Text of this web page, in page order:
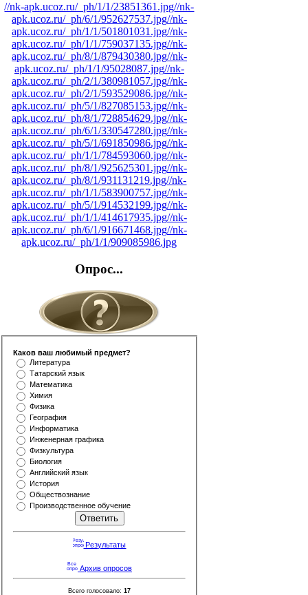
//nk-apk.ucoz.ru/_ph/1/1/23851361.jpg//nk-
apk.ucoz.ru/_ph/6/1/952627537.jpg//nk-
apk.ucoz.ru/_ph/1/1/501801031.jpg//nk-
apk.ucoz.ru/_ph/1/1/759037135.jpg//nk-
apk.ucoz.ru/_ph/8/1/879430380.jpg//nk-
apk.ucoz.ru/_ph/1/1/95028087.jpg//nk-
apk.ucoz.ru/_ph/2/1/380981057.jpg//nk-
apk.ucoz.ru/_ph/2/1/593529086.jpg//nk-
apk.ucoz.ru/_ph/5/1/827085153.jpg//nk-
apk.ucoz.ru/_ph/8/1/728854629.jpg//nk-
apk.ucoz.ru/_ph/6/1/330547280.jpg//nk-
apk.ucoz.ru/_ph/5/1/691850986.jpg//nk-
apk.ucoz.ru/_ph/1/1/784593060.jpg//nk-
apk.ucoz.ru/_ph/8/1/925625301.jpg//nk-
apk.ucoz.ru/_ph/8/1/931131219.jpg//nk-
apk.ucoz.ru/_ph/1/1/583900757.jpg//nk-
apk.ucoz.ru/_ph/5/1/914532199.jpg//nk-
apk.ucoz.ru/_ph/1/1/414617935.jpg//nk-
apk.ucoz.ru/_ph/6/1/916671468.jpg//nk-
apk.ucoz.ru/_ph/1/1/909085986.jpg
Опрос...
Каков ваш любимый предмет?
Литература
Татарский язык
Математика
Химия
Физика
География
Информатика
Инженерная графика
Физкультура
Биология
Английский язык
История
Обществознание
Производственное обучение
Результаты
Архив опросов
Всего голосовало: 17